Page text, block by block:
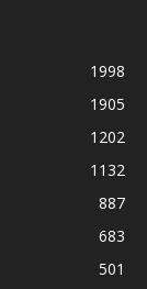
1998
1905
1202
1132
887
683
501